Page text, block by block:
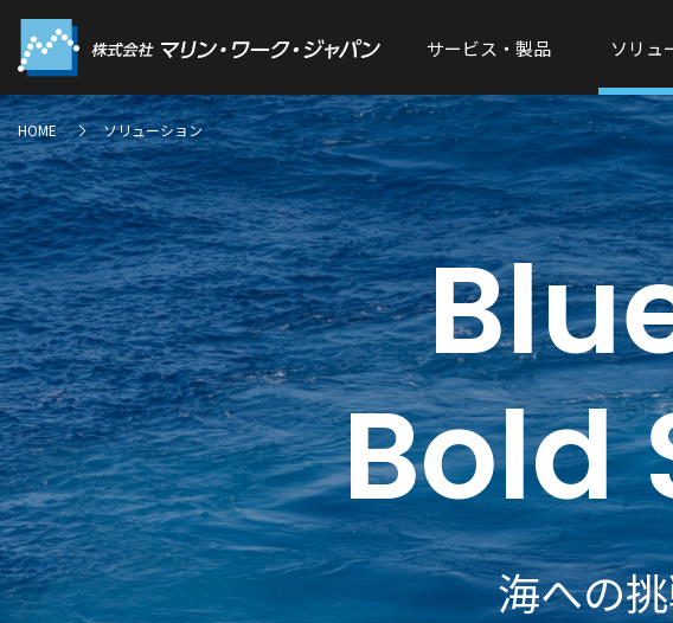
サービス・製品 ソリュ
HOME ソリューション
Bold
海への